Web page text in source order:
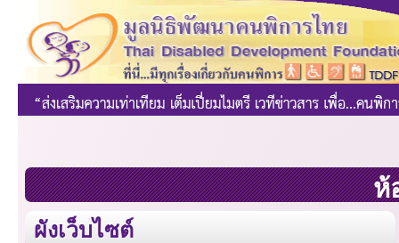
ห้
ผังเว็บไซต์